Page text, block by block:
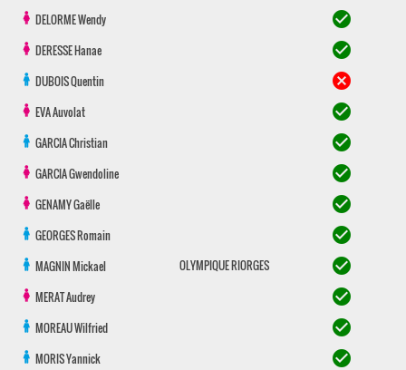
DELORMEWendy check_circle
DERESSEHanae check_circle
DUBOISQuentin cancel
EVAAuvolat check_circle
GARCIAChristian check_circle
GARCIAGwendoline check_circle
GENAMYGaëlle check_circle
GEORGESRomain check_circle
MAGNINMickael OLYMPIQUE RIORGES check_circle
MERATAudrey check_circle
MOREAUWilfried check_circle
MORISYannick check_circle